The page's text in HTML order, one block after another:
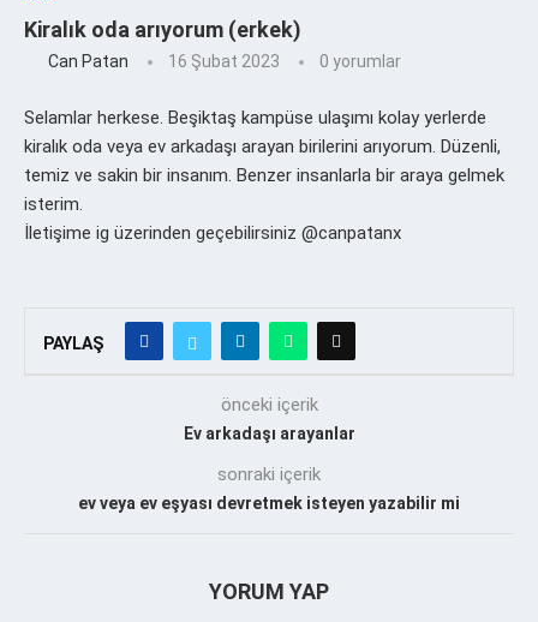
Kiralık oda arıyorum (erkek)
Can Patan 16 Şubat 2023 0 yorumlar
Selamlar herkese. Beşiktaş kampüse ulaşımı kolay yerlerde
kiralık oda veya ev arkadaşı arayan birilerini arıyorum. Düzenli,
temiz ve sakin bir insanım. Benzer insanlarla bir araya gelmek
isterim.
İletişime ig üzerinden geçebilirsiniz @canpatanx
PAYLAŞ
önceki içerik
Ev arkadaşı arayanlar
sonraki içerik
ev veya ev eşyası devretmek isteyen yazabilir mi
YORUM YAP